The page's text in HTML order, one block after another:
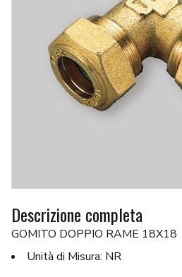
Descrizione completa
GOMITO DOPPIO RAME 18X18
Unità di Misura: NR